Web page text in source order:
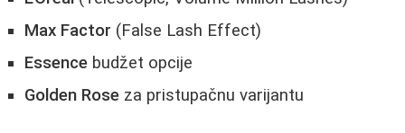
Max Factor (False Lash Effect)
Essence budžet opcije
Golden Rose za pristupačnu varijantu